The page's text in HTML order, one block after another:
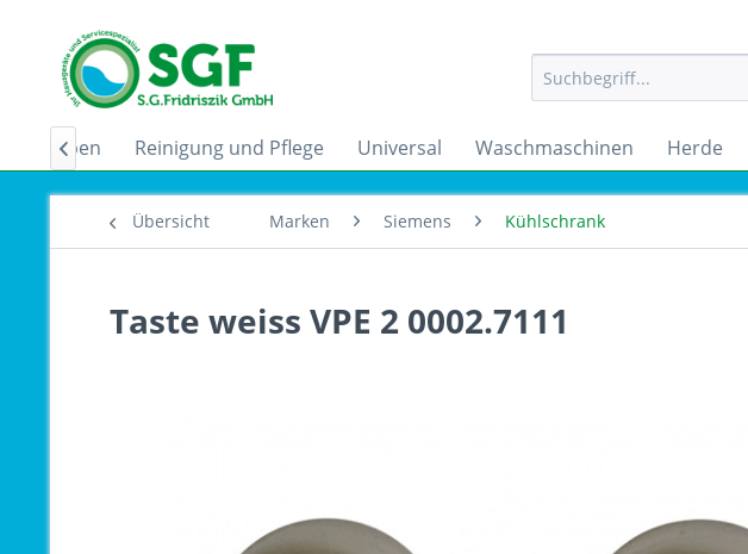
Reinigung und Pflege Universal Waschmaschinen Herde

Übersicht Marken Siemens Kühlschrank
Taste weiss VPE 2 0002.7111